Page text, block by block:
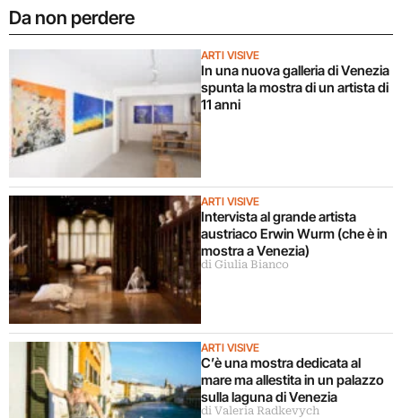
Da non perdere
ARTI VISIVE
In una nuova galleria di Venezia
spunta la mostra di un artista di
11 anni
ARTI VISIVE
Intervista al grande artista
austriaco Erwin Wurm (che è in
mostra a Venezia)
di Giulia Bianco
ARTI VISIVE
C’è una mostra dedicata al
mare ma allestita in un palazzo
sulla laguna di Venezia
di Valeria Radkevych